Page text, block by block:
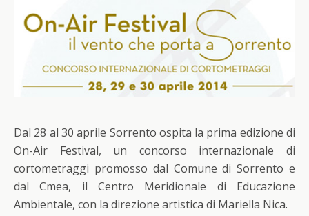
Dal 28 al 30 aprile Sorrento ospita la prima edizione di
On-Air Festival, un concorso internazionale di
cortometraggi promosso dal Comune di Sorrento e
dal Cmea, il Centro Meridionale di Educazione
Ambientale, con la direzione artistica di Mariella Nica.